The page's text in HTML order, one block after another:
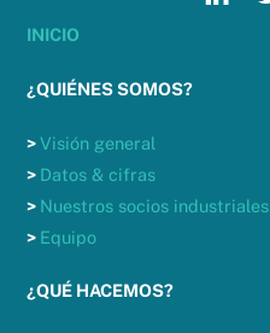
INICIO
¿QUIÉNES SOMOS?
>Visión general
> Datos & cifras
> Nuestros socios industriales
> Equipo
¿QUÉ HACEMOS?